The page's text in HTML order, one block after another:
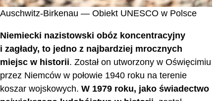
Auschwitz-Birkenau — Obiekt UNESCO w Polsce
Niemiecki nazistowski obóz koncentracyjny
i zagłady, to jedno z najbardziej mrocznych
miejsc w historii. Został on utworzony w Oświęcimiu
przez Niemców w połowie 1940 roku na terenie
koszar wojskowych. W 1979 roku, jako świadectwo